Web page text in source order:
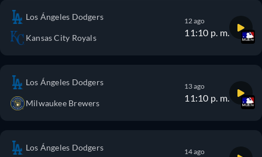
Los Ángeles Dodgers
Kansas City Royals
12 ago
11:10 p. m.
Los Ángeles Dodgers
Milwaukee Brewers
13 ago
11:10 p. m.
Los Ángeles Dodgers 14 ago